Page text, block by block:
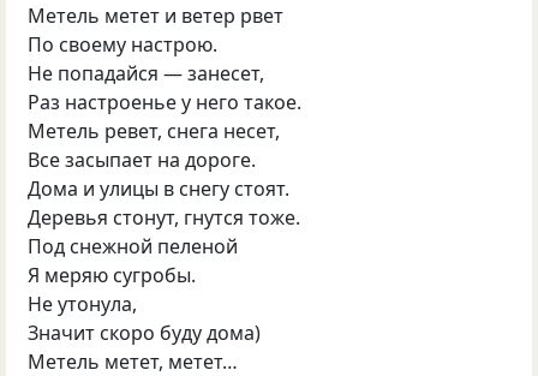
Метель метет и ветер рвет
По своему настрою.
Не попадайся — занесет,
Раз настроенье у него такое.
Метель ревет, снега несет,
Все засыпает на дороге.
Дома и улицы в снегу стоят.
Деревья стонут, гнутся тоже.
Под снежной пеленой
Я меряю сугробы.
Не утонула,
Значит скоро буду дома)
Метель метет, метет…